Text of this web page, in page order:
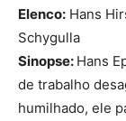
Elenco: Hans
Schygulla
Sinopse: Hans
de trabalho
humilhado, ele